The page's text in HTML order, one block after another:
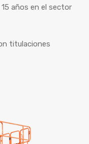
años en el sector
titulaciones